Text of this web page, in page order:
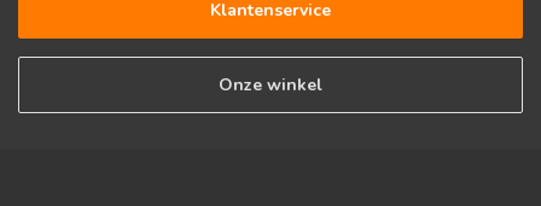
Klantenservice
Onze winkel